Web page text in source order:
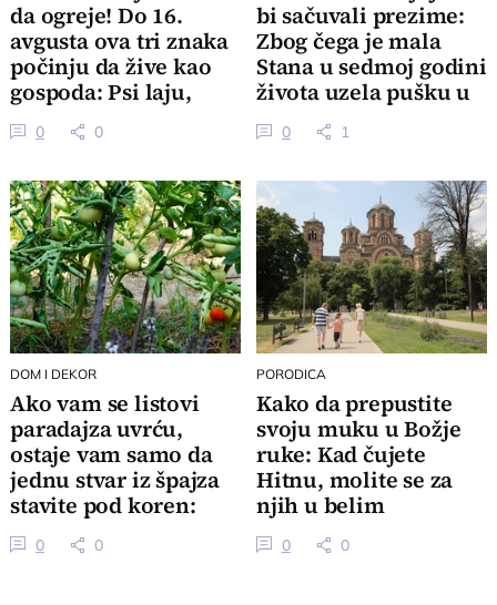
da ogreje! Do 16.
avgusta ova tri znaka
počinju da žive kao
gospoda: Psi laju,
vetar nosi
0 0
bi sačuvali prezime:
Zbog čega je mala
Stana u sedmoj godini
života uzela pušku u
ruke
0 1
DOM I DEKOR
Ako vam se listovi
paradajza uvrću,
ostaje vam samo da
jednu stvar iz špajza
stavite pod koren:
Ima nade
0 0
PORODICA
Kako da prepustite
svoju muku u Božje
ruke: Kad čujete
Hitnu, molite se za
njih u belim
mantilima kao za
sebe
0 0